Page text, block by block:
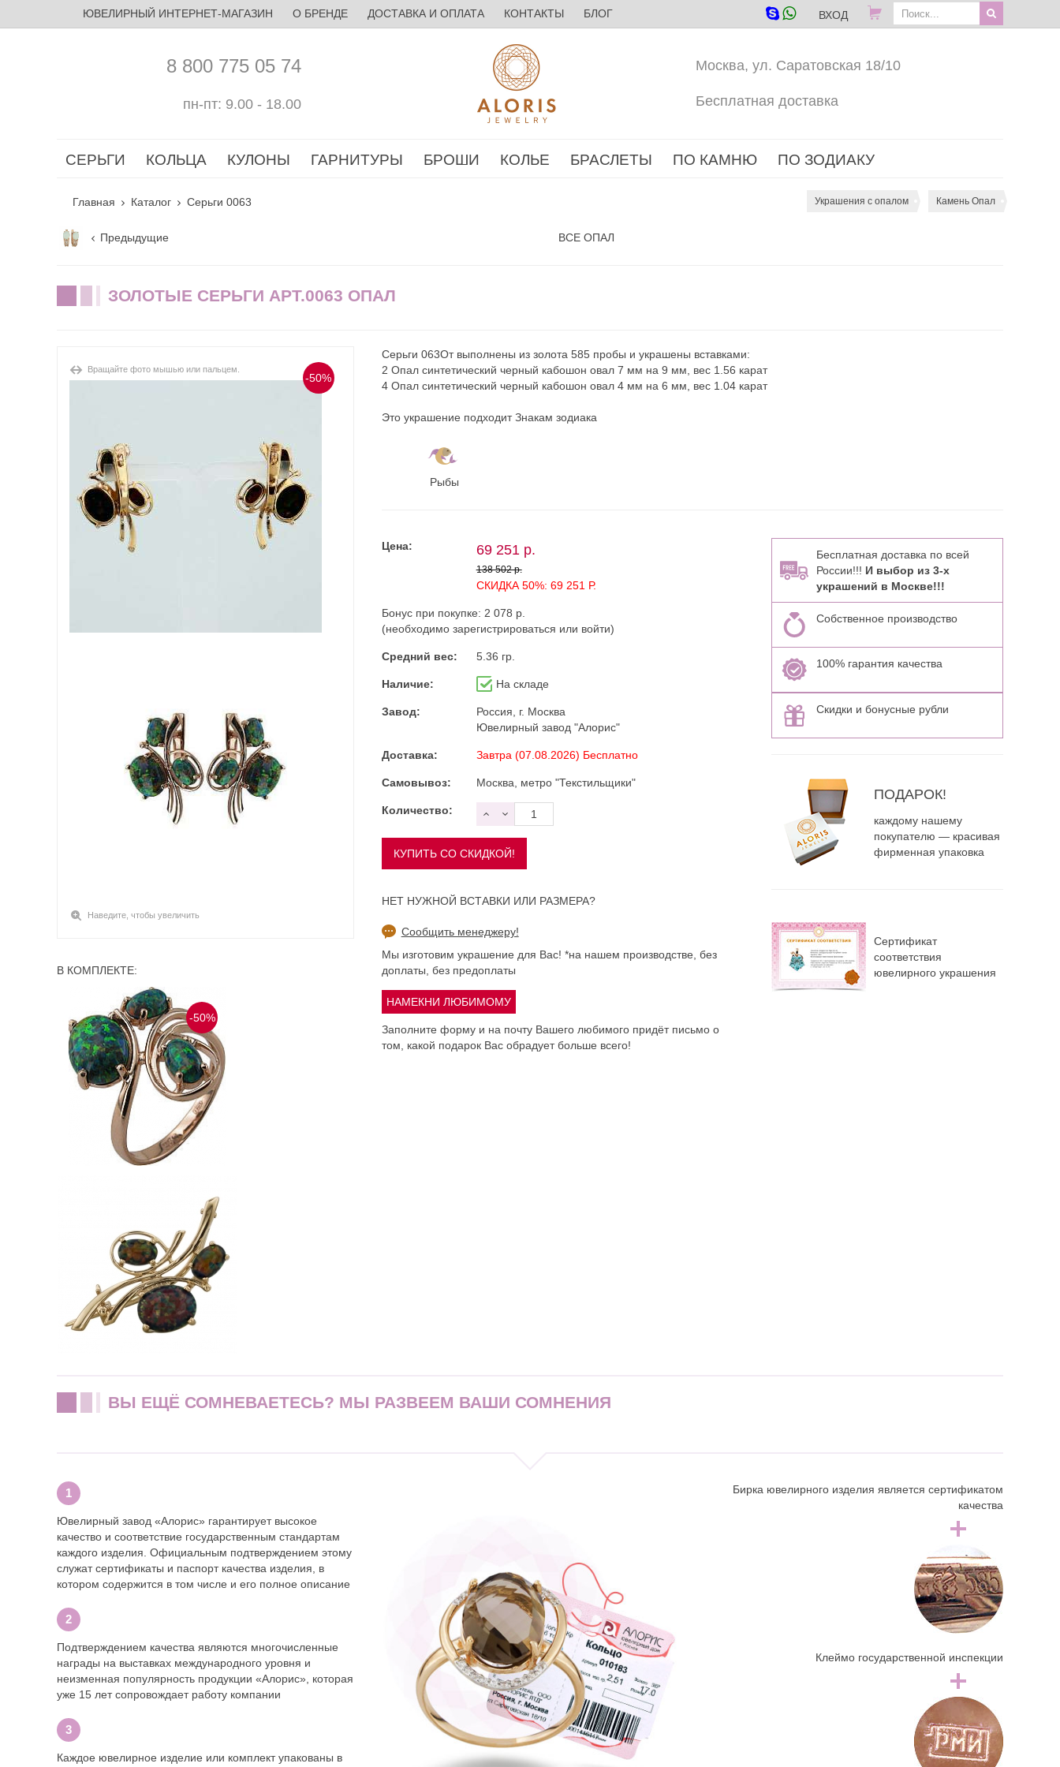
ЮВЕЛИРНЫЙ ИНТЕРНЕТ-МАГАЗИН О БРЕНДЕ ДОСТАВКА И ОПЛАТА КОНТАКТЫ БЛОГ ВХОД
8 800 775 05 74
пн-пт: 9.00 - 18.00
Москва, ул. Саратовская 18/10
Бесплатная доставка
СЕРЬГИ КОЛЬЦА КУЛОНЫ ГАРНИТУРЫ БРОШИ КОЛЬЕ БРАСЛЕТЫ ПО КАМНЮ ПО ЗОДИАКУ
Главная Каталог Серьги 0063 Украшения с опалом Камень Опал
Предыдущие ВСЕ ОПАЛ
ЗОЛОТЫЕ СЕРЬГИ АРТ.0063 ОПАЛ
-50%
Вращайте фото мышью или пальцем.
Наведите, чтобы увеличить
В КОМПЛЕКТЕ:
-50%
Серьги 063От выполнены из золота 585 пробы и украшены вставками:
2 Опал синтетический черный кабошон овал 7 мм на 9 мм, вес 1.56 карат
4 Опал синтетический черный кабошон овал 4 мм на 6 мм, вес 1.04 карат
Это украшение подходит Знакам зодиака
Рыбы
Цена: 69 251 р.
138 502 р.
СКИДКА 50%: 69 251 Р.
Бонус при покупке: 2 078 р.
(необходимо зарегистрироваться или войти)
Средний вес: 5.36 гр.
Наличие: На складе
Завод:
Россия, г. Москва
Ювелирный завод "Алорис"
Доставка: Завтра (07.08.2026) Бесплатно
Самовывоз: Москва, метро "Текстильщики"
Количество:
НЕТ НУЖНОЙ ВСТАВКИ ИЛИ РАЗМЕРА?
Сообщить менеджеру!
Мы изготовим украшение для Вас! *на нашем производстве, без
доплаты, без предоплаты
Заполните форму и на почту Вашего любимого придёт письмо о
том, какой подарок Вас обрадует больше всего!
Бесплатная доставка по всей
России!!! И выбор из 3-х
украшений в Москве!!!
Собственное производство
100% гарантия качества
Скидки и бонусные рубли
ПОДАРОК!
каждому нашему
покупателю — красивая
фирменная упаковка
Сертификат
соответствия
ювелирного украшения
ВЫ ЕЩЁ СОМНЕВАЕТЕСЬ? МЫ РАЗВЕЕМ ВАШИ СОМНЕНИЯ
Ювелирный завод «Алорис» гарантирует высокое
качество и соответствие государственным стандартам
каждого изделия. Официальным подтверждением этому
служат сертификаты и паспорт качества изделия, в
котором содержится в том числе и его полное описание
Подтверждением качества являются многочисленные
награды на выставках международного уровня и
неизменная популярность продукции «Алорис», которая
уже 15 лет сопровождает работу компании
Каждое ювелирное изделие или комплект упакованы в
Бирка ювелирного изделия является сертификатом
качества
Клеймо государственной инспекции